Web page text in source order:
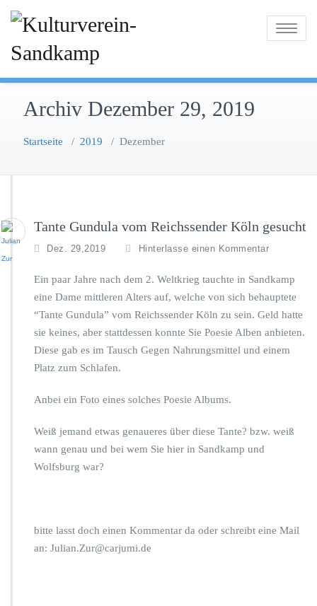
Toggle
Archiv Dezember 29, 2019
Startseite / 2019 / Dezember
Tante Gundula vom Reichssender Köln gesucht
Dez. 29,2019 Hinterlasse einen Kommentar
Ein paar Jahre nach dem 2. Weltkrieg tauchte in Sandkamp
eine Dame mittleren Alters auf, welche von sich behauptete
“Tante Gundula” vom Reichssender Köln zu sein. Geld hatte
sie keines, aber stattdessen konnte Sie Poesie Alben anbieten.
Diese gab es im Tausch Gegen Nahrungsmittel und einem
Platz zum Schlafen.
Anbei ein Foto eines solches Poesie Albums.
Weiß jemand etwas genaueres über diese Tante? bzw. weiß
wann genau und bei wem Sie hier in Sandkamp und
Wolfsburg war?
bitte lasst doch einen Kommentar da oder schreibt eine Mail
an: Julian.Zur@carjumi.de